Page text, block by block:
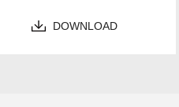
DOWNLOAD